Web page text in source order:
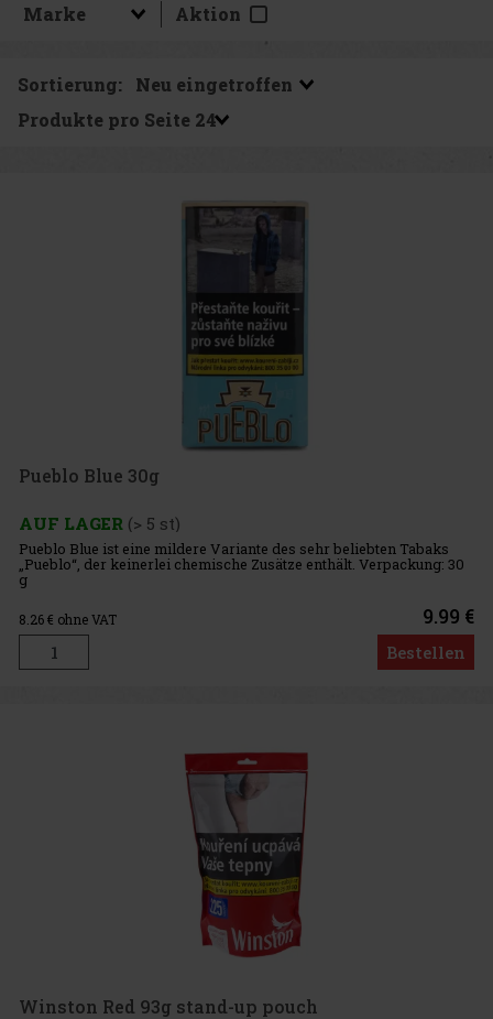
Aktion
Sortierung:
Produkte pro Seite
Pueblo Blue 30g
AUF LAGER (> 5 st)
Pueblo Blue ist eine mildere Variante des sehr beliebten Tabaks
„Pueblo“, der keinerlei chemische Zusätze enthält. Verpackung: 30
g
8.26€ ohne VAT 9.99 €
Bestellen
Winston Red 93g stand-up pouch